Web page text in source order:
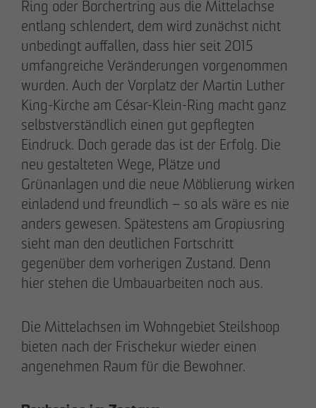
Ring oder Borchertring aus die Mittelachse
entlang schlendert, dem wird zunächst nicht
unbedingt auffallen, dass hier seit 2015
umfangreiche Veränderungen vorgenommen
wurden. Auch der Vorplatz der Martin Luther
King-Kirche am César-Klein-Ring macht ganz
selbstverständlich einen gut gepflegten
Eindruck. Doch gerade das ist der Erfolg. Die
neu gestalteten Wege, Plätze und
Grünanlagen und die neue Möblierung wirken
einladend und freundlich – so als wäre es nie
anders gewesen. Spätestens am Gropiusring
sieht man den deutlichen Fortschritt
gegenüber dem vorherigen Zustand. Denn
hier stehen die Umbauarbeiten noch aus.
Die Mittelachsen im Wohngebiet Steilshoop
bieten nach der Frischekur wieder einen
angenehmen Raum für die Bewohner.
20.03.2026
9 Jahre nach Beginn des B-Plan-Verfahrens:
OTTO WULFF setzt symbolischen Spatenstich
für FRIEDRICHS VIER im Randelpark